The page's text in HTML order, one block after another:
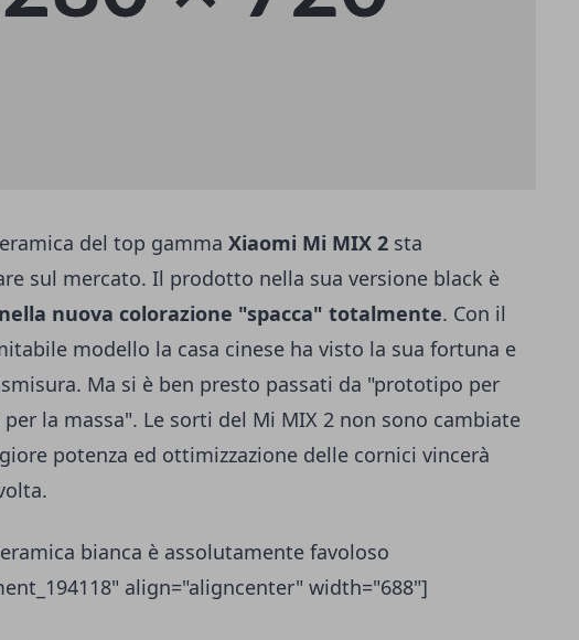
del top gamma Xiaomi Mi MIX 2 sta
sul mercato. Il prodotto nella sua versione black è
nella nuova colorazione "spacca" totalmente. Con il
modello la casa cinese ha visto la sua fortuna e
Ma si è ben presto passati da "prototipo per
la massa". Le sorti del Mi MIX 2 non sono cambiate
potenza ed ottimizzazione delle cornici vincerà
bianca è assolutamente favoloso
align="aligncenter" width="688"]